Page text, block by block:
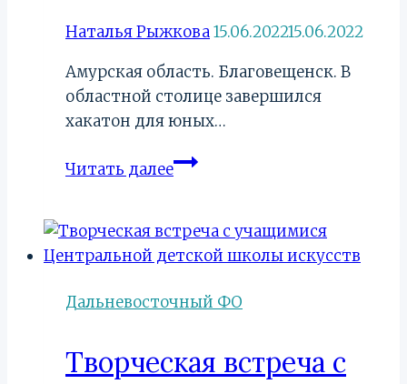
Наталья Рыжкова15.06.202215.06.2022
Амурская область. Благовещенск. В
областной столице завершился
хакатон для юных…
Читать далееПервый
юных
программистов
Дальневосточный ФО
Творческая встреча с